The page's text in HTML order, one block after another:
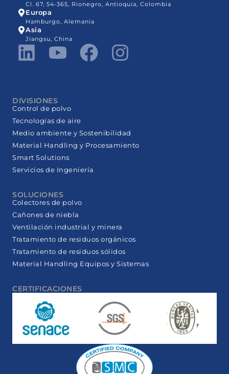
Cl. 67, 54-365, Rionegro, Antioquia, Colombia
Europa
Hamburgo, Alemania
Asia
Jiangsu, China
DIVISIONES
Control de polvo
Tecnologías de aire
Medio ambiente y Sostenibilidad
Material Handling y Procesamiento
Smart Solutions
Servicios de Ingeniería
SOLUCIONES
Colectores de polvo
Cañones de niebla
Ventilación industrial y minera
Tratamiento de residuos orgánicos
Tratamiento de residuos sólidos
Material Handling Equipos y Sistemas
CERTIFICACIONES